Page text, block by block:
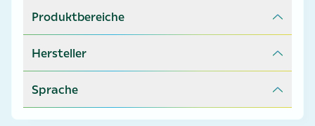
Produktbereiche
Hersteller
Sprache